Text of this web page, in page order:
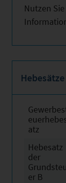
Nutzen
Hebesätze
atz
Hebesatz
der
Grundsteu
er B